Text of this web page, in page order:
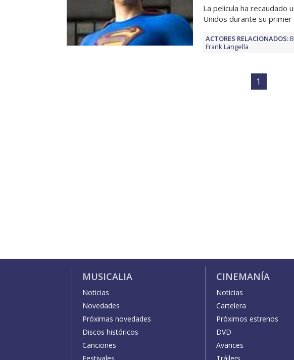
La película ha recaudado
Unidos durante su
ACTORES RELACIONADOS:
Frank Langella
1
MUSICALIA
Noticias
Novedades
Próximas novedades
Discos históricos
Canciones
CINEMANÍA
Noticias
Cartelera
Próximos estrenos
DVD
Avances